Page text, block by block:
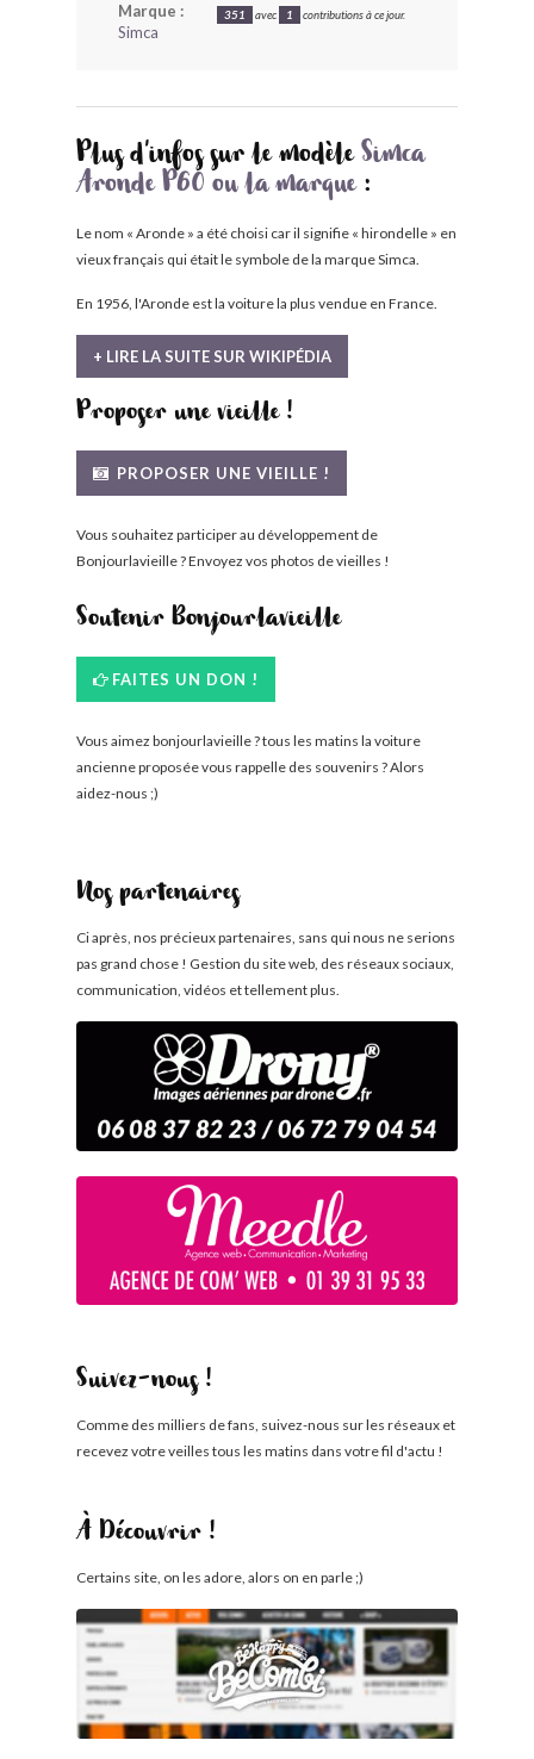
Marque :
Simca
351 avec 1 contributions à ce jour.
Plus d'infos sur le modèle Simca
Aronde P60 ou la marque:
Le nom « Aronde » a été choisi car il signifie « hirondelle » en
vieux français qui était le symbole de la marque Simca.
En 1956, l'Aronde est la voiture la plus vendue en France.
+ LIRE LA SUITE SUR WIKIPÉDIA
Proposer une vieille !
PROPOSER UNE VIEILLE !
Vous souhaitez participer au développement de
Bonjourlavieille ? Envoyez vos photos de vieilles !
Soutenir Bonjourlavieille
FAITES UN DON !
Vous aimez bonjourlavieille ? tous les matins la voiture
ancienne proposée vous rappelle des souvenirs ? Alors
aidez-nous ;)
Nos partenaires
Ci après, nos précieux partenaires, sans qui nous ne serions
pas grand chose ! Gestion du site web, des réseaux sociaux,
communication, vidéos et tellement plus.
Suivez-nous !
Comme des milliers de fans, suivez-nous sur les réseaux et
recevez votre veilles tous les matins dans votre fil d'actu !
À Découvrir !
Certains site, on les adore, alors on en parle ;)